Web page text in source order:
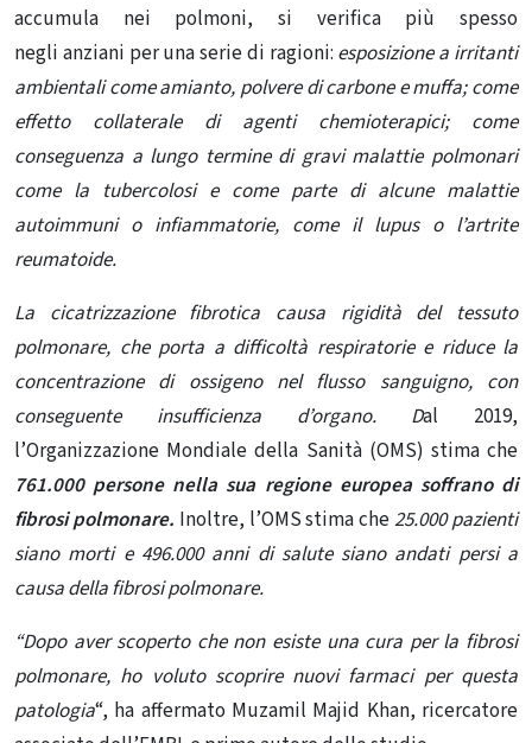
accumula nei polmoni, si verifica più spesso
negli anziani per una serie di ragioni: esposizione a irritanti
ambientali come amianto, polvere di carbone e muffa; come
effetto collaterale di agenti chemioterapici; come
conseguenza a lungo termine di gravi malattie polmonari
come la tubercolosi e come parte di alcune malattie
autoimmuni o infiammatorie, come il lupus o l’artrite
reumatoide.
La cicatrizzazione fibrotica causa rigidità del tessuto
polmonare, che porta a difficoltà respiratorie e riduce la
concentrazione di ossigeno nel flusso sanguigno, con
conseguente insufficienza d’organo. Dal 2019,
l’Organizzazione Mondiale della Sanità (OMS) stima che
761.000 persone nella sua regione europea soffrano di
fibrosi polmonare. Inoltre, l’OMS stima che25.000 pazienti
siano morti e 496.000 anni di salute siano andati persi a
causa della fibrosi polmonare.
“Dopo aver scoperto che non esiste una cura per la fibrosi
polmonare, ho voluto scoprire nuovi farmaciper questa
patologia“, ha affermato Muzamil Majid Khan, ricercatore